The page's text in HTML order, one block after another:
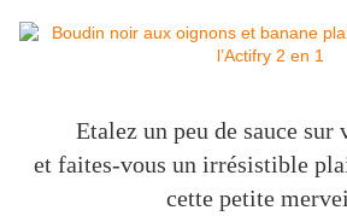
Etalez un peu de sauce sur
et faites-vous un irrésistible
cette petite